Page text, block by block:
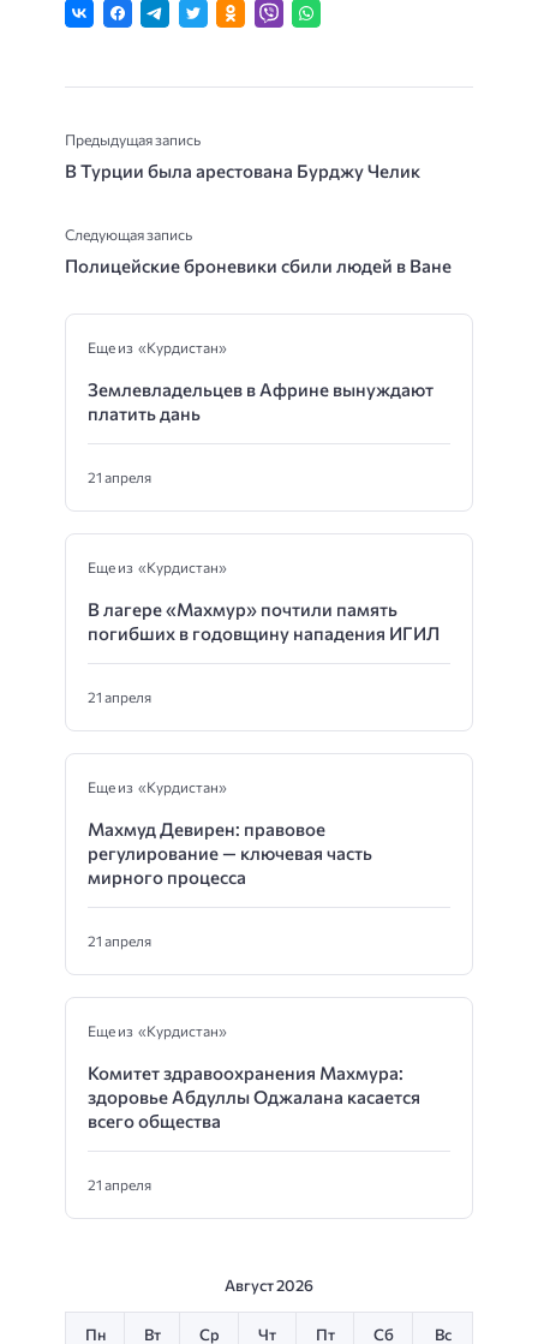
Предыдущая запись
В Турции была арестована Бурджу Челик
Следующая запись
Полицейские броневики сбили людей в Ване
Еще из «Курдистан»
Землевладельцев в Африне вынуждают
платить дань
21 апреля
Еще из «Курдистан»
В лагере «Махмур» почтили память
погибших в годовщину нападения ИГИЛ
21 апреля
Еще из «Курдистан»
Махмуд Девирен: правовое
регулирование — ключевая часть
мирного процесса
21 апреля
Еще из «Курдистан»
Комитет здравоохранения Махмура:
здоровье Абдуллы Оджалана касается
всего общества
21 апреля
Август 2026
Пн Вт Ср Чт Пт Сб Вс